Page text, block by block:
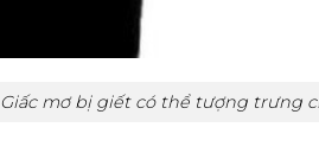
Giấc mơ bị giết có thể tượng trưng